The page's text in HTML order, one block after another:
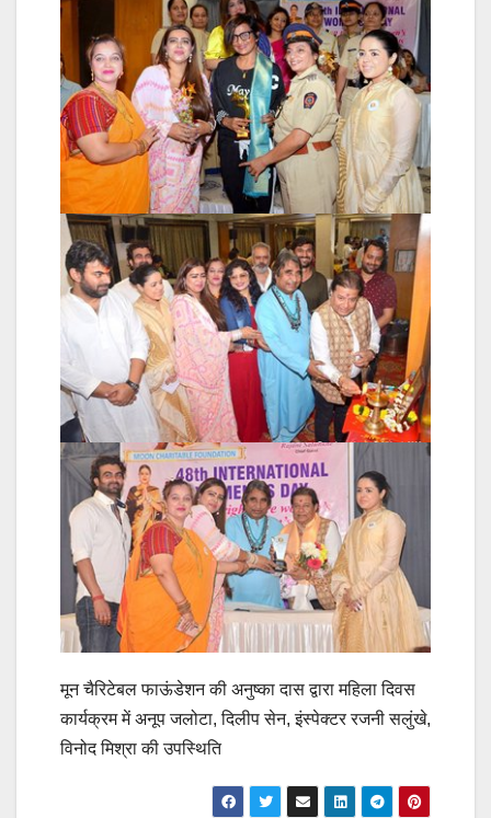
मून चैरिटेबल फाऊंडेशन की अनुष्का दास द्वारा महिला दिवस
कार्यक्रम में अनूप जलोटा, दिलीप सेन, इंस्पेक्टर रजनी सलुंखे,
विनोद मिश्रा की उपस्थिति